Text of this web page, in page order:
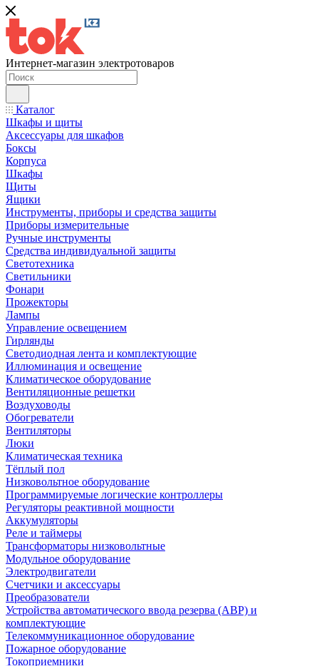
Интернет-магазин электротоваров
Каталог
Шкафы и щиты
Аксессуары для шкафов
Боксы
Корпуса
Шкафы
Щиты
Ящики
Инструменты, приборы и средства защиты
Приборы измерительные
Ручные инструменты
Средства индивидуальной защиты
Светотехника
Светильники
Фонари
Прожекторы
Лампы
Управление освещением
Гирлянды
Светодиодная лента и комплектующие
Иллюминация и освещение
Климатическое оборудование
Вентиляционные решетки
Воздуховоды
Обогреватели
Вентиляторы
Люки
Климатическая техника
Тёплый пол
Низковольтное оборудование
Программируемые логические контроллеры
Регуляторы реактивной мощности
Аккумуляторы
Реле и таймеры
Трансформаторы низковольтные
Модульное оборудование
Электродвигатели
Счетчики и аксессуары
Преобразователи
Устройства автоматического ввода резерва (АВР) и
комплектующие
Телекоммуникационное оборудование
Пожарное оборудование
Токоприемники